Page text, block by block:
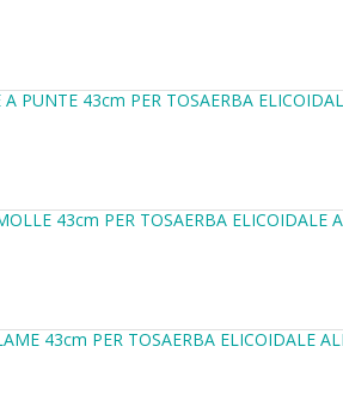
A PUNTE 43cm PER TOSAERBA
43cm PER TOSAERBA ELICOIDALE
43cm PER TOSAERBA ELICOIDALE